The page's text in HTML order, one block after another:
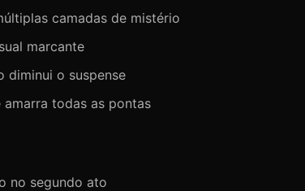
camadas de mistério
marcante
diminui o suspense
todas as pontas
no segundo ato